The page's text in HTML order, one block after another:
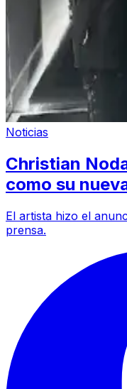
Noticias
Christian
como su
El artista hizo el
prensa.